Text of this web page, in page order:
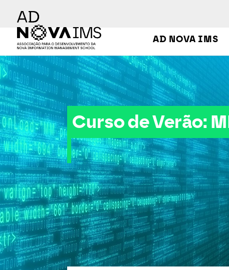
AD NOVA IMS
Curso de Verão: MLOps
Curso de Verão: